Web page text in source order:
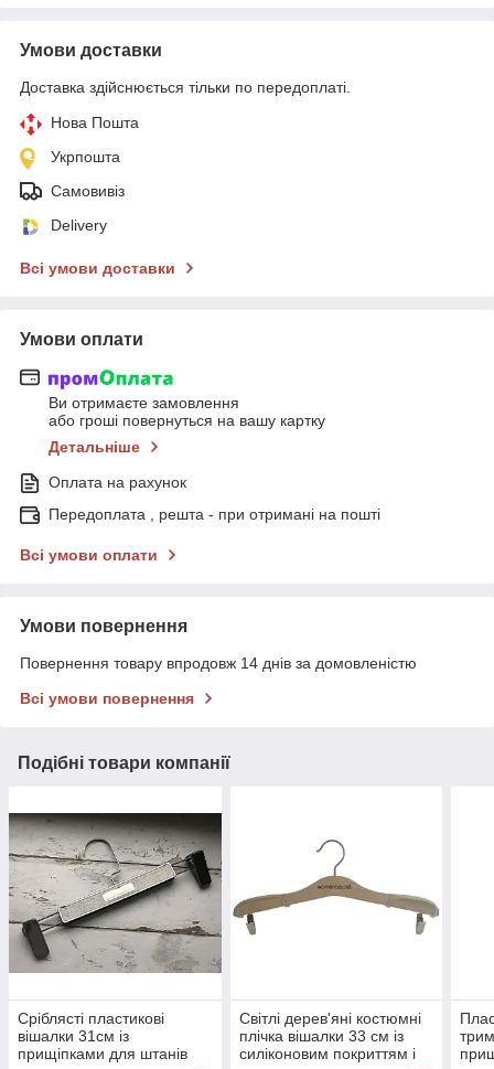
Умови доставки
Доставка здійснюється тільки по передоплаті.
Нова Пошта
Укрпошта
Самовивіз
Delivery
Всі умови доставки
Умови оплати
Ви отримаєте замовлення
або гроші повернуться на вашу картку
Детальніше
Оплата на рахунок
Передоплата , решта - при отримані на пошті
Всі умови оплати
Умови повернення
Повернення товару впродовж 14 днів за домовленістю
Всі умови повернення
Подібні товари компанії
Сріблясті пластикові
вішалки 31см із
прищіпками для штанів
Світлі дерев'яні костюмні
плічка вішалки 33 см із
силіконовим покриттям і